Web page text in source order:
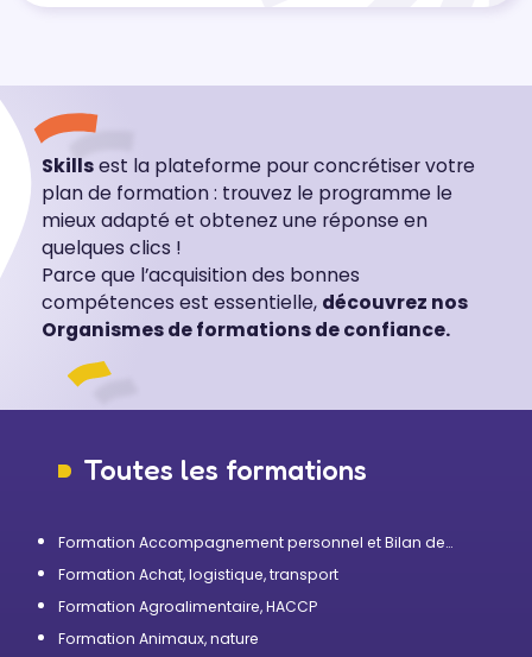
Skillsest la plateforme pour concrétiser votre
plan de formation : trouvez le programme le
mieux adapté et obtenez une réponse en
quelques clics !
Parce que l’acquisition des bonnes
compétences est essentielle, découvrez nos
Organismes de formations de confiance.
Toutes les formations
Formation Accompagnement personnel et Bilan de
Formation Achat, logistique, transport
Formation Agroalimentaire, HACCP
Formation Animaux, nature